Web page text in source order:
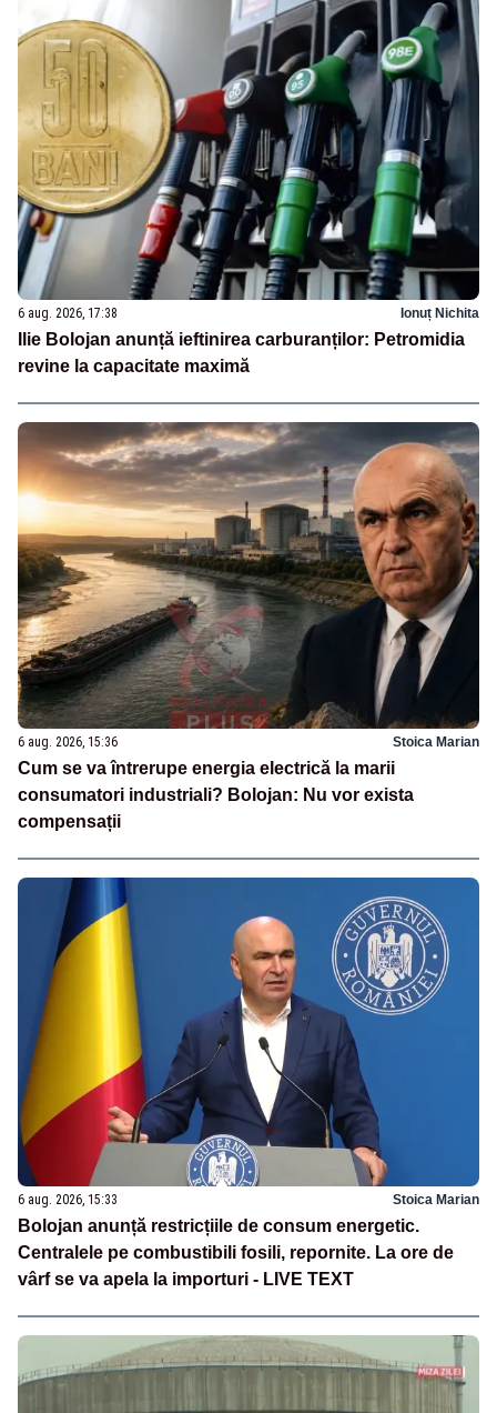
6 aug. 2026, 17:38 Ionuț Nichita
Ilie Bolojan anunță ieftinirea carburanților: Petromidia
revine la capacitate maximă
6 aug. 2026, 15:36 Stoica Marian
Cum se va întrerupe energia electrică la marii
consumatori industriali? Bolojan: Nu vor exista
compensații
6 aug. 2026, 15:33 Stoica Marian
Bolojan anunță restricțiile de consum energetic.
Centralele pe combustibili fosili, repornite. La ore de
vârf se va apela la importuri - LIVE TEXT